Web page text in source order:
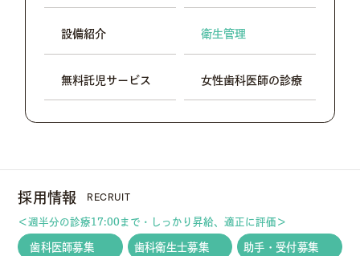
設備紹介 衛生管理
無料託児サービス 女性歯科医師の診療
採用情報 RECRUIT
＜週半分の診療17:00まで・しっかり昇給、適正に評価＞
歯科医師募集 歯科衛生士募集 助手・受付募集